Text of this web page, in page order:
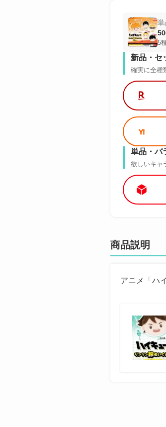
単
5
新品・セ
確実に全種
単品・バ
欲しいキャ
商品説明
アニメ「ハ